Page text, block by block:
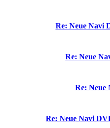
Re: Neue Navi
Re: Neue
Re: Neue
Re: Neue Navi